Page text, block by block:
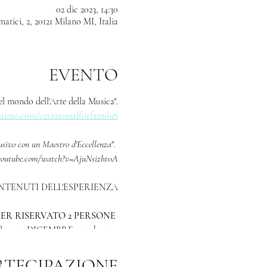
02 dic 2023, 14:30
2, 20121 Milano MI, Italia
EVENTO
mondo dell'Arte della Musica".
cerimonialforfamilies
con un Maestro d'Eccellenza".
watch?v=AjuNsizht0A
DELL'ESPERIENZA
RISERVATO 2 PERSONE
2 DICEMBRE 2023 h 14:30